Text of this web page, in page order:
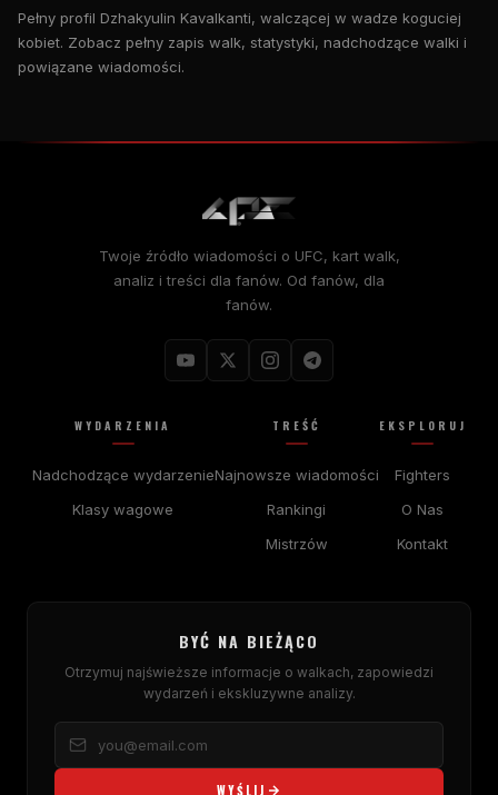
Pełny profil Dzhakyulin Kavalkanti, walczącej w wadze koguciej
kobiet. Zobacz pełny zapis walk, statystyki, nadchodzące walki i
powiązane wiadomości.
Twoje źródło wiadomości o UFC, kart walk,
analiz i treści dla fanów. Od fanów, dla
fanów.
WYDARZENIA
Nadchodzące wydarzenie
Klasy wagowe
TREŚĆ
Najnowsze wiadomości
Rankingi
Mistrzów
EKSPLORUJ
Fighters
O Nas
Kontakt
BYĆ NA BIEŻĄCO
Otrzymuj najświeższe informacje o walkach, zapowiedzi
wydarzeń i ekskluzywne analizy.
WYŚLIJ